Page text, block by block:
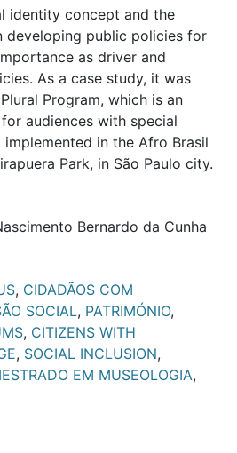
identity concept and the
developing public policies for
as driver and
As a case study, it was
Program, which is an
audiences with special
in the Afro Brasil
Park, in São Paulo city.
Bernardo da Cunha
, CIDADÃOS COM
SOCIAL, PATRIMÓNIO,
, CITIZENS WITH
, SOCIAL INCLUSION,
EM MUSEOLOGIA,